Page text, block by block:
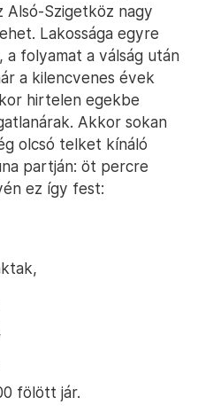
Alsó-Szigetköz nagy
Lakossága egyre
folyamat a válság után
a kilencvenes évek
hirtelen egekbe
Akkor sokan
olcsó telket kínáló
partján: öt percre
ez így fest:
fölött jár.